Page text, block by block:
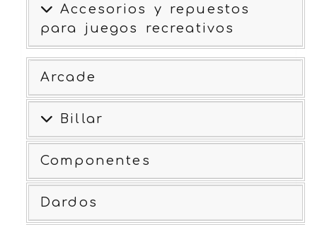
Accesorios y repuestos
para juegos recreativos
Arcade
Billar
Componentes
Dardos